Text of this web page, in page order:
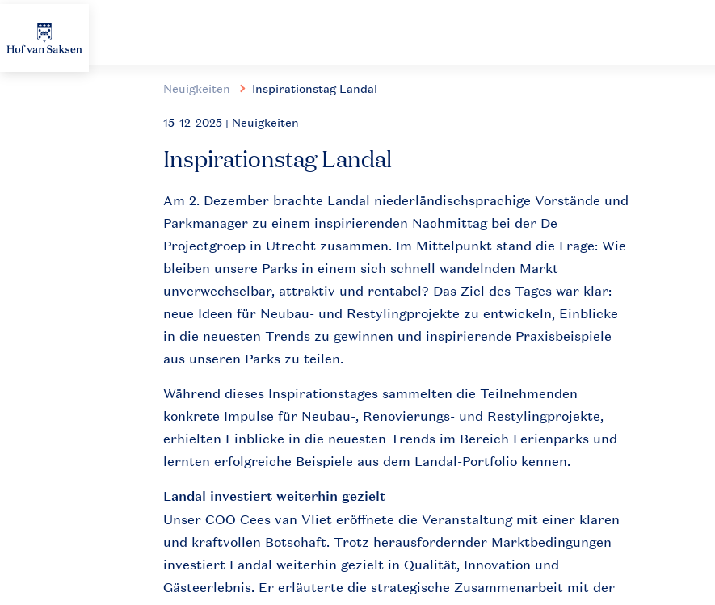
Neuigkeiten Inspirationstag Landal
15-12-2025 | Neuigkeiten
Inspirationstag Landal
Am 2. Dezember brachte Landal niederländischsprachige Vorstände und
Parkmanager zu einem inspirierenden Nachmittag bei der De
Projectgroep in Utrecht zusammen. Im Mittelpunkt stand die Frage: Wie
bleiben unsere Parks in einem sich schnell wandelnden Markt
unverwechselbar, attraktiv und rentabel? Das Ziel des Tages war klar:
neue Ideen für Neubau- und Restylingprojekte zu entwickeln, Einblicke
in die neuesten Trends zu gewinnen und inspirierende Praxisbeispiele
aus unseren Parks zu teilen.
Während dieses Inspirationstages sammelten die Teilnehmenden
konkrete Impulse für Neubau-, Renovierungs- und Restylingprojekte,
erhielten Einblicke in die neuesten Trends im Bereich Ferienparks und
lernten erfolgreiche Beispiele aus dem Landal-Portfolio kennen.
Landal investiert weiterhin gezielt
Unser COO Cees van Vliet eröffnete die Veranstaltung mit einer klaren
und kraftvollen Botschaft. Trotz herausfordernder Marktbedingungen
investiert Landal weiterhin gezielt in Qualität, Innovation und
Gästeerlebnis. Er erläuterte die strategische Zusammenarbeit mit der